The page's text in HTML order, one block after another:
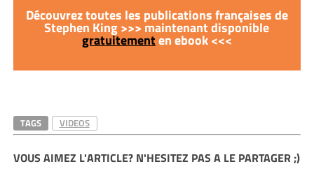
Découvrez toutes les publications françaises de
Stephen King >>> maintenant disponible
gratuitementen ebook <<<
TAGS VIDEOS
VOUS AIMEZ L'ARTICLE? N'HESITEZ PAS A LE PARTAGER ;)